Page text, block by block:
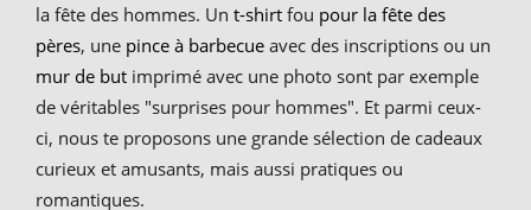
la fête des hommes. Un t-shirt fou pour la fête des
pères, une pince à barbecue avec des inscriptions ou un
mur de but imprimé avec une photo sont par exemple
de véritables "surprises pour hommes". Et parmi ceux-
ci, nous te proposons une grande sélection de cadeaux
curieux et amusants, mais aussi pratiques ou
romantiques.